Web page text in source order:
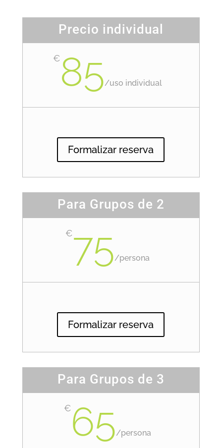
Precio individual
€ 85/uso individual
Formalizar reserva
Para Grupos de 2
€75/persona
Formalizar reserva
Para Grupos de 3
€ 65/persona